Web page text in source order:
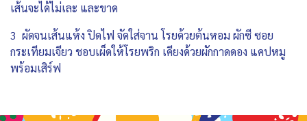
เส้นจะได้ไม่เละ และขาด
3 ผัดจนเส้นแห้ง ปิดไฟ จัดใส่จาน โรยด้วยต้นหอม ผักซี ซอย
กระเทียมเจียว ชอบเผ็ดให้โรยพริก เคียงด้วยผักกาดดอง แคปหมู
พร้อมเสิร์ฟ